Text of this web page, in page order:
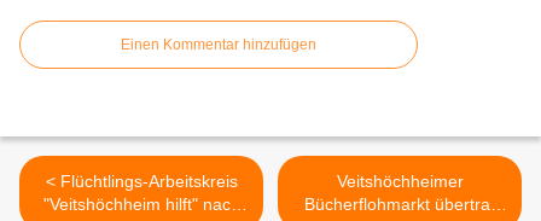
Einen Kommentar hinzufügen
< Flüchtlings-Arbeitskreis
"Veitshöchheim hilft" nach
Veitshöchheimer
Bücherflohmarkt übertraf